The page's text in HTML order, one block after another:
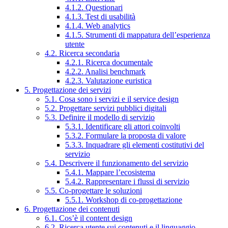
4.1.2. Questionari
4.1.3. Test di usabilità
4.1.4. Web analytics
4.1.5. Strumenti di mappatura dell’esperienza
utente
4.2. Ricerca secondaria
4.2.1. Ricerca documentale
4.2.2. Analisi benchmark
4.2.3. Valutazione euristica
5. Progettazione dei servizi
5.1. Cosa sono i servizi e il service design
5.2. Progettare servizi pubblici digitali
5.3. Definire il modello di servizio
5.3.1. Identificare gli attori coinvolti
5.3.2. Formulare la proposta di valore
5.3.3. Inquadrare gli elementi costitutivi del
servizio
5.4. Descrivere il funzionamento del servizio
5.4.1. Mappare l’ecosistema
5.4.2. Rappresentare i flussi di servizio
5.5. Co-progettare le soluzioni
5.5.1. Workshop di co-progettazione
6. Progettazione dei contenuti
6.1. Cos’è il content design